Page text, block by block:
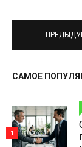
САМОЕ
1